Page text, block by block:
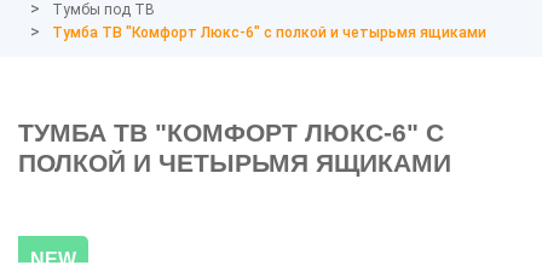
Тумбы под ТВ
Тумба ТВ "Комфорт Люкс-6" с полкой и четырьмя ящиками
ТУМБА ТВ "КОМФОРТ ЛЮКС-6" С
ПОЛКОЙ И ЧЕТЫРЬМЯ ЯЩИКАМИ
NEW